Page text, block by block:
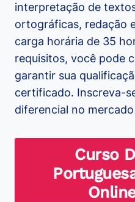
interpretação de
ortográficas, redação
carga horária de 35
requisitos, você pode
garantir sua
certificado. Inscreva-
diferencial no
Curso